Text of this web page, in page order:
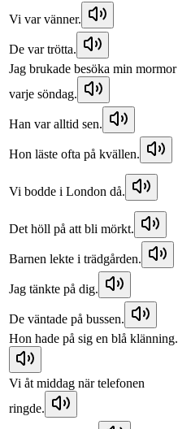
Vi var vänner.
De var trötta.
Jag brukade besöka min mormor
varje söndag.
Han var alltid sen.
Hon läste ofta på kvällen.
Vi bodde i London då.
Det höll på att bli mörkt.
Barnen lekte i trädgården.
Jag tänkte på dig.
De väntade på bussen.
Hon hade på sig en blå klänning.
Vi åt middag när telefonen
ringde.